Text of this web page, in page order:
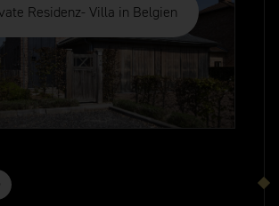
Residenz- Villa in Belgien